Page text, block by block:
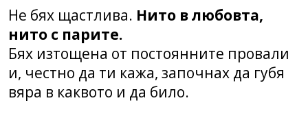
Не бях щастлива. Нито в любовта,
нито с парите.
Бях изтощена от постоянните провали
и, честно да ти кажа, започнах да губя
вяра в каквото и да било.